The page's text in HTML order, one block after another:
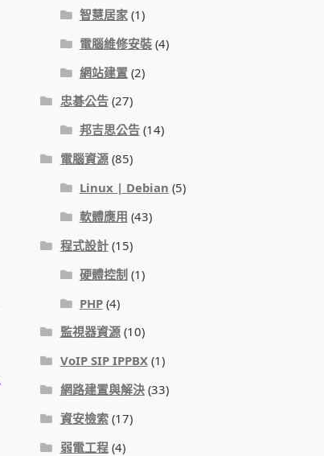
智慧居家(1)
電腦維修安裝(4)
網站建置(2)
忠碁公告(27)
邦吉思公告(14)
電腦資源(85)
Linux | Debian (5)
軟體應用 (43)
程式設計(15)
硬體控制(1)
PHP(4)
監視器資源(10)
VoIP SIP IPPBX(1)
網路建置與解決(33)
資安檢索(17)
弱電工程(4)